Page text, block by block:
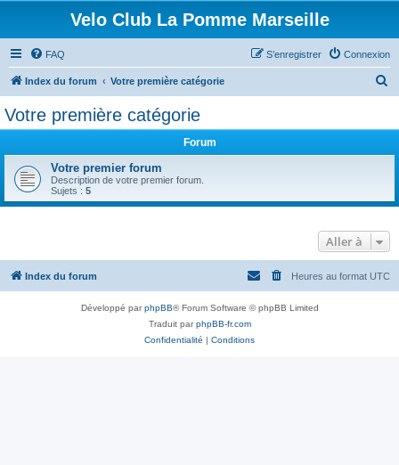
Velo Club La Pomme Marseille
FAQ Connexion
S’enregistrer
Index du forum Votre première catégorie
c
e
Votre première catégorie
Forum
Votre premier forum
Description de votre premier forum.
Sujets : 5
Aller à
Index du forum Heures au format UTC
Développé parphpBB® Forum Software © phpBB Limited
Traduit parphpBB-fr.com
Confidentialité | Conditions